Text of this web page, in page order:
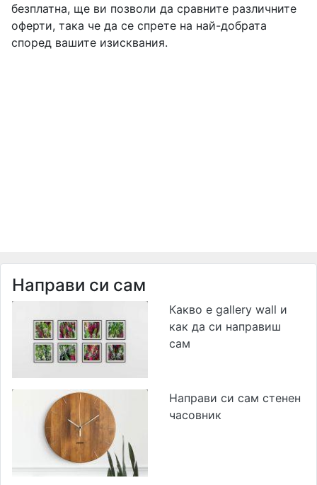
безплатна, ще ви позволи да сравните различните
оферти, така че да се спрете на най-добрата
според вашите изисквания.
Направи си сам
Какво е gallery wall и
как да си направиш
сам
Направи си сам стенен
часовник